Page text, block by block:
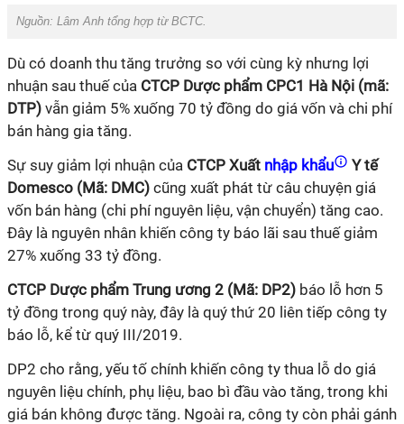
Nguồn: Lâm Anh tổng hợp từ BCTC.
Dù có doanh thu tăng trưởng so với cùng kỳ nhưng lợi
nhuận sau thuế của CTCP Dược phẩm CPC1 Hà Nội (mã:
DTP) vẫn giảm 5% xuống 70 tỷ đồng do giá vốn và chi phí
bán hàng gia tăng.
Sự suy giảm lợi nhuận của CTCP Xuất nhập khẩu
Y tế
Domesco (Mã: DMC) cũng xuất phát từ câu chuyện giá
vốn bán hàng (chi phí nguyên liệu, vận chuyển) tăng cao.
Đây là nguyên nhân khiến công ty báo lãi sau thuế giảm
27% xuống 33 tỷ đồng.
CTCP Dược phẩm Trung ương 2 (Mã: DP2) báo lỗ hơn 5
tỷ đồng trong quý này, đây là quý thứ 20 liên tiếp công ty
báo lỗ, kể từ quý III/2019.
DP2 cho rằng, yếu tố chính khiến công ty thua lỗ do giá
nguyên liệu chính, phụ liệu, bao bì đầu vào tăng, trong khi
giá bán không được tăng. Ngoài ra, công ty còn phải gánh